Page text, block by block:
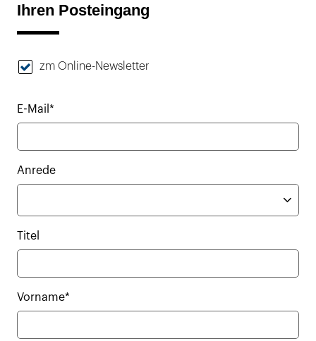
Ihren Posteingang
zm Online-Newsletter
E-Mail*
Anrede
Titel
Vorname*